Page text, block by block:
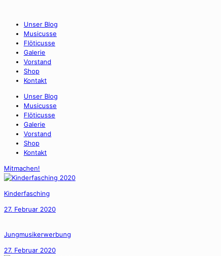
Unser Blog
Musicusse
Flöticusse
Galerie
Vorstand
Shop
Kontakt
Unser Blog
Musicusse
Flöticusse
Galerie
Vorstand
Shop
Kontakt
Mitmachen!
Kinderfasching
27. Februar 2020
Jungmusikerwerbung
27. Februar 2020